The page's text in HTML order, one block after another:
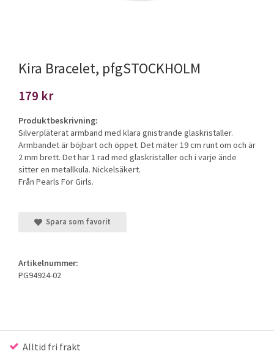
Kira Bracelet, pfgSTOCKHOLM
179 kr
Produktbeskrivning:
Silverpläterat armband med klara gnistrande glaskristaller.
Armbandet är böjbart och öppet. Det mäter 19 cm runt om och är
2 mm brett. Det har 1 rad med glaskristaller och i varje ände
sitter en metallkula. Nickelsäkert.
Från Pearls For Girls.
Spara som favorit
Artikelnummer:
PG94924-02
Alltid fri frakt